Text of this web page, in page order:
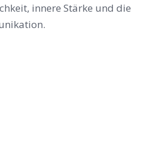
innere Stärke und die